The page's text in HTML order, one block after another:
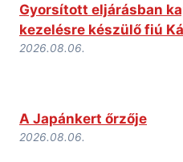
Gyorsított eljárásban
kezelésre készülő fiú
2026.08.06.
A Japánkert őrzője
2026.08.06.